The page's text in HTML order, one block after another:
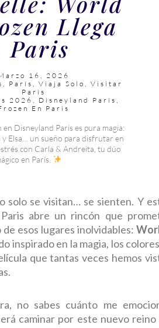
Llega
Paris
16, 2026
París Viaja Solo
Visitar
Paris
2026
Disneyland Paris
En Paris
Disneyland Paris es pura magia:
y Elsa… un sueño para disfrutar en
con Carla & Andreita, tu dúo
en París.
solo se visitan… se sienten. Y
abre un rincón que
esos lugares inolvidables:
inspirado en la magia, los
que tantas veces hemos
no sabes cuánto me
caminar por este nuevo reino